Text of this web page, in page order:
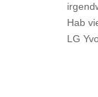
Hab
LG